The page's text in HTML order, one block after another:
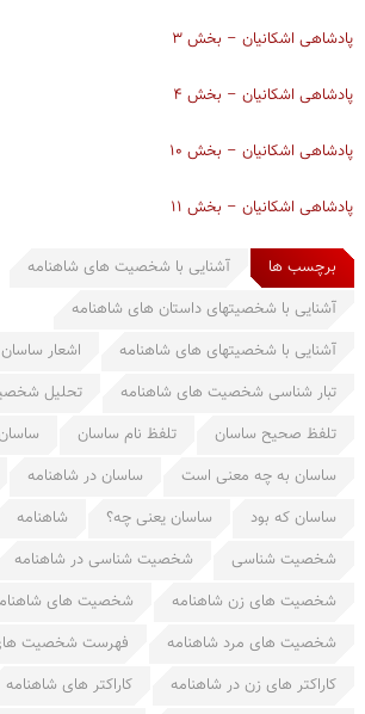
پادشاهی اشکانیان – بخش ۳
پادشاهی اشکانیان – بخش ۴
پادشاهی اشکانیان – بخش ۱۰
پادشاهی اشکانیان – بخش ۱۱
برچسب ها
آشنایی با شخصیت های شاهنامه
آشنایی با شخصیتهای داستان های شاهنامه
آشنایی با شخصیتهای های شاهنامه
اشعار
تبار شناسی شخصیت های شاهنامه
تحلیل
تلفظ صحیح ساسان
تلفظ نام ساسان
ساسان
ساسان به چه معنی است
ساسان در شاهنامه
ساسان که بود
ساسان یعنی چه؟ شاهنامه
شخصیت شناسی
شخصیت شناسی در شاهنامه
شخصیت های زن شاهنامه
شخصیت های
شخصیت های مرد شاهنامه
فهرست شخصیت
کاراکتر های زن در شاهنامه
کاراکتر های شاهنامه